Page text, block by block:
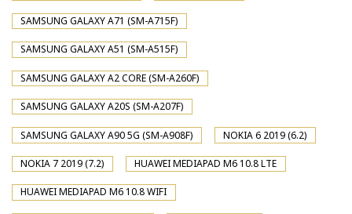
SAMSUNG GALAXY A71 (SM-A715F)
SAMSUNG GALAXY A51 (SM-A515F)
SAMSUNG GALAXY A2 CORE (SM-A260F)
SAMSUNG GALAXY A20S (SM-A207F)
SAMSUNG GALAXY A90 5G (SM-A908F) NOKIA 6 2019 (6.2)
NOKIA 7 2019 (7.2) HUAWEI MEDIAPAD M6 10.8 LTE
HUAWEI MEDIAPAD M6 10.8 WIFI